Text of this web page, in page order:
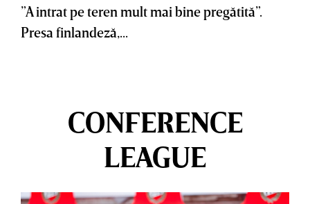
”A intrat pe teren mult mai bine pregătită”.
Presa finlandeză,...
CONFERENCE
LEAGUE